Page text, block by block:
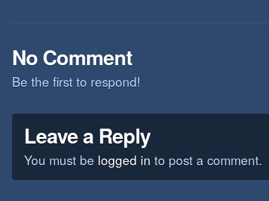
No Comment
Be the first to respond!
Leave a Reply
You must be logged in to post a comment.